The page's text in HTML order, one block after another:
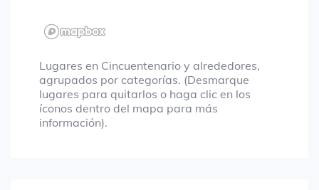
Lugares en Cincuentenario y alrededores,
agrupados por categorías. (Desmarque
lugares para quitarlos o haga clic en los
íconos dentro del mapa para más
información).